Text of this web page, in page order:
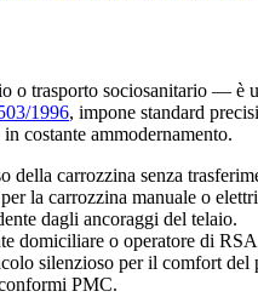
o trasporto sociosanitario — è
1996, impone standard
costante ammodernamento.
della carrozzina senza
la carrozzina manuale o
dagli ancoraggi del telaio.
domiciliare o operatore di
silenzioso per il comfort del
PMC.